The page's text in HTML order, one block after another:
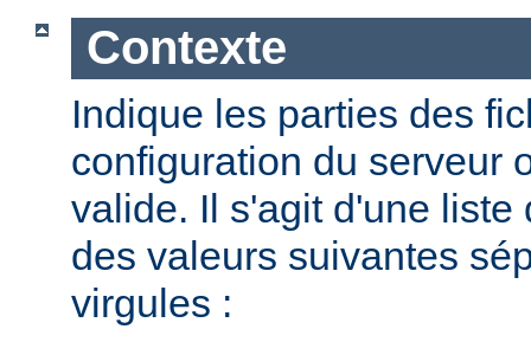
Contexte
Indique les parties des
configuration du serveur
valide. Il s'agit d'une liste
des valeurs suivantes
virgules :